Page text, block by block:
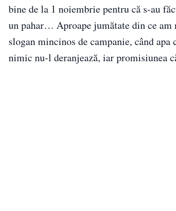
bine de la 1 noiembrie pentru că s-au
un pahar… Aproape jumătate din ce
slogan mincinos de campanie, când
nimic nu-l deranjează, iar promisiunea